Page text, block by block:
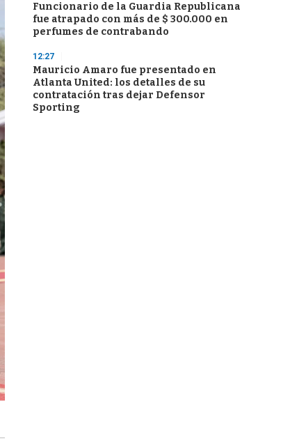
Funcionario de la Guardia Republicana
fue atrapado con más de $ 300.000 en
perfumes de contrabando
12:27
Mauricio Amaro fue presentado en
Atlanta United: los detalles de su
contratación tras dejar Defensor
Sporting